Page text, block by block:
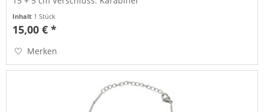
Inhalt 1 Stück
15,00 € *
Merken